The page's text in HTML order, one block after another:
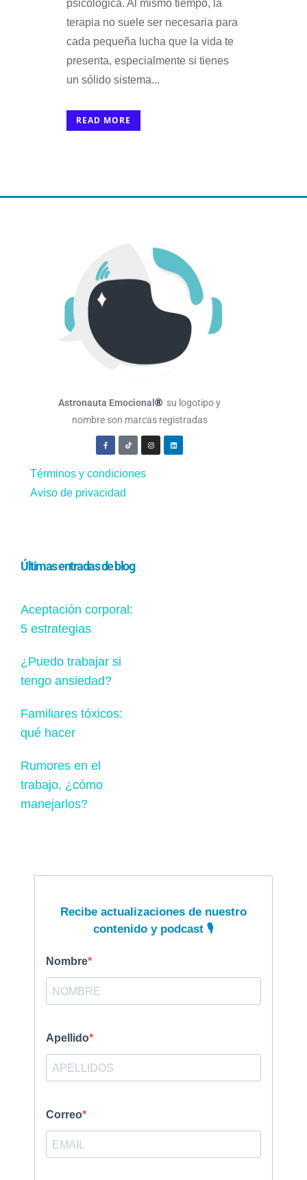
psicológica. Al mismo tiempo, la
terapia no suele ser necesaria para
cada pequeña lucha que la vida te
presenta, especialmente si tienes
un sólido sistema...
READ MORE
Astronauta Emocional® su logotipo y
nombre son marcas registradas
Términos y condiciones
Aviso de privacidad
Últimas entradas de blog
Aceptación corporal:
5 estrategias
¿Puedo trabajar si
tengo ansiedad?
Familiares tóxicos:
qué hacer
Rumores en el
trabajo, ¿cómo
manejarlos?